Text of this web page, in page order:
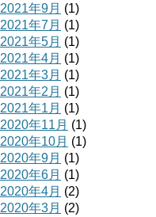
2021年9月 (1)
2021年7月 (1)
2021年5月 (1)
2021年4月 (1)
2021年3月 (1)
2021年2月 (1)
2021年1月 (1)
2020年11月 (1)
2020年10月 (1)
2020年9月 (1)
2020年6月 (1)
2020年4月 (2)
2020年3月 (2)